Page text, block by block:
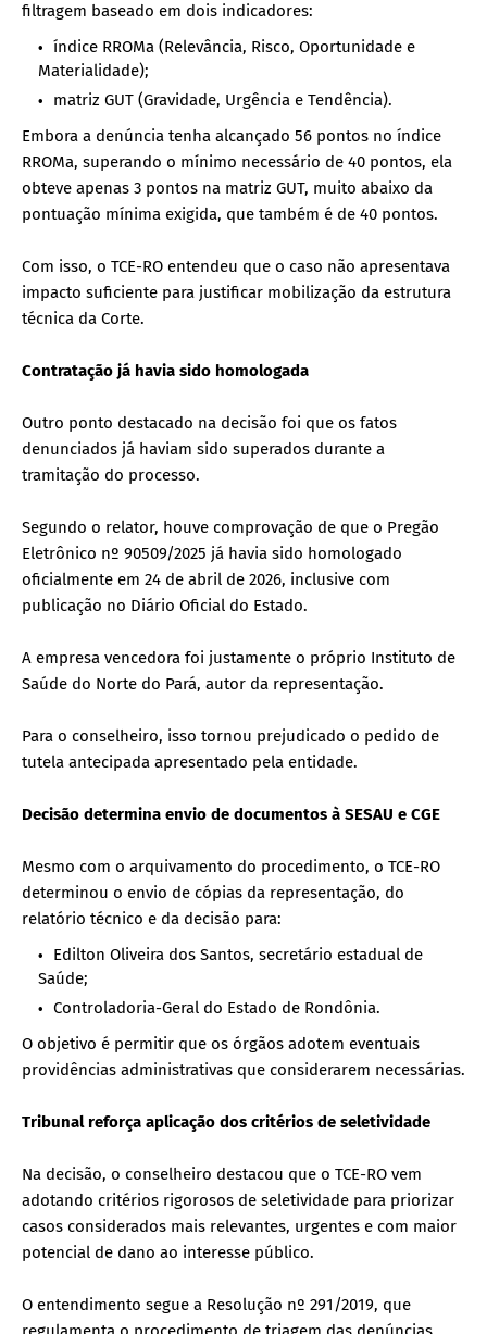
filtragem baseado em dois indicadores:
índice RROMa (Relevância, Risco, Oportunidade e
Materialidade);
matriz GUT (Gravidade, Urgência e Tendência).
Embora a denúncia tenha alcançado 56 pontos no índice
RROMa, superando o mínimo necessário de 40 pontos, ela
obteve apenas 3 pontos na matriz GUT, muito abaixo da
pontuação mínima exigida, que também é de 40 pontos.
Com isso, o TCE-RO entendeu que o caso não apresentava
impacto suficiente para justificar mobilização da estrutura
técnica da Corte.
Contratação já havia sido homologada
Outro ponto destacado na decisão foi que os fatos
denunciados já haviam sido superados durante a
tramitação do processo.
Segundo o relator, houve comprovação de que o Pregão
Eletrônico nº 90509/2025 já havia sido homologado
oficialmente em 24 de abril de 2026, inclusive com
publicação no Diário Oficial do Estado.
A empresa vencedora foi justamente o próprio Instituto de
Saúde do Norte do Pará, autor da representação.
Para o conselheiro, isso tornou prejudicado o pedido de
tutela antecipada apresentado pela entidade.
Decisão determina envio de documentos à SESAU e CGE
Mesmo com o arquivamento do procedimento, o TCE-RO
determinou o envio de cópias da representação, do
relatório técnico e da decisão para:
Edilton Oliveira dos Santos, secretário estadual de
Saúde;
Controladoria-Geral do Estado de Rondônia.
O objetivo é permitir que os órgãos adotem eventuais
providências administrativas que considerarem necessárias.
Tribunal reforça aplicação dos critérios de seletividade
Na decisão, o conselheiro destacou que o TCE-RO vem
adotando critérios rigorosos de seletividade para priorizar
casos considerados mais relevantes, urgentes e com maior
potencial de dano ao interesse público.
O entendimento segue a Resolução nº 291/2019, que